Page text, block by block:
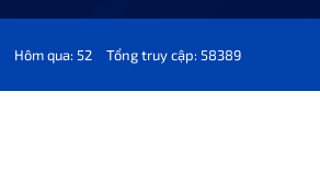
Hôm qua: 52 Tổng truy cập: 58389